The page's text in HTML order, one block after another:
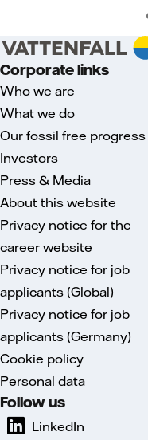
Corporate links
Who we are
What we do
Our fossil free progress
Investors
Press & Media
About this website
Privacy notice for the
career website
Privacy notice for job
applicants (Global)
Privacy notice for job
applicants (Germany)
Cookie policy
Personal data
Follow us
LinkedIn